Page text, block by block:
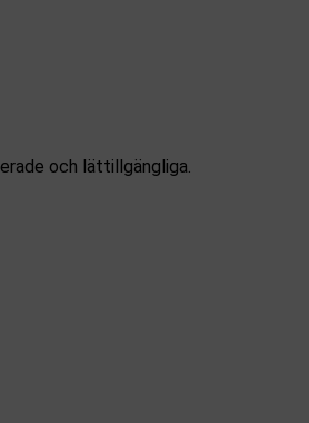
och lättillgängliga.